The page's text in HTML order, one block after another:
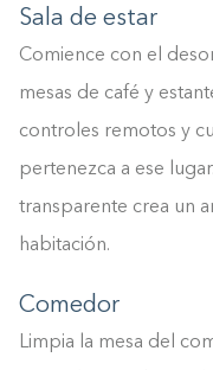
Sala de estar
Comience con el
mesas de café y
controles remotos y
pertenezca a ese
transparente crea un
habitación.
Comedor
Limpia la mesa del